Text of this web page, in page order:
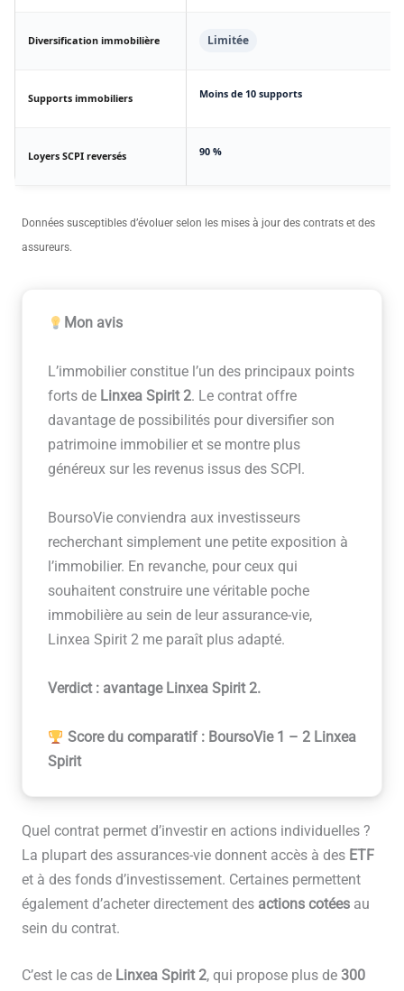
Diversification immobilière Limitée
Supports immobiliers Moins de 10 supports
Loyers SCPI reversés 90 %
Données susceptibles d’évoluer selon les mises à jour des contrats et des
assureurs.
Mon avis
L’immobilier constitue l’un des principaux points
forts de Linxea Spirit 2. Le contrat offre
davantage de possibilités pour diversifier son
patrimoine immobilier et se montre plus
généreux sur les revenus issus des SCPI.
BoursoVie conviendra aux investisseurs
recherchant simplement une petite exposition à
l’immobilier. En revanche, pour ceux qui
souhaitent construire une véritable poche
immobilière au sein de leur assurance-vie,
Linxea Spirit 2 me paraît plus adapté.
Verdict : avantage Linxea Spirit 2.
Score du comparatif : BoursoVie 1 – 2 Linxea
Spirit
Quel contrat permet d’investir en actions individuelles ?
La plupart des assurances-vie donnent accès à des ETF
et à des fonds d’investissement. Certaines permettent
également d’acheter directement des actions cotéesau
sein du contrat.
C’est le cas de Linxea Spirit 2, qui propose plus de 300